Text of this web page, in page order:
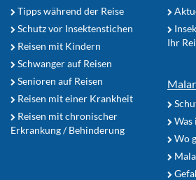
Tipps während der Reise
Schutz vor Insektenstichen
Reisen mit Kindern
Schwanger auf Reisen
Senioren auf Reisen
Reisen mit einer Krankheit
Reisen mit chronischer
Erkrankung / Behinderung
Ihr
Was
Wo